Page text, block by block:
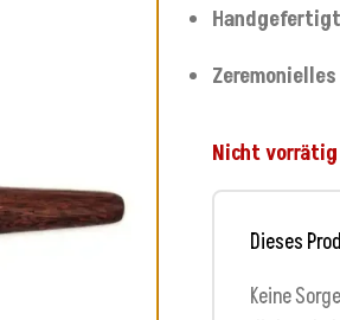
Nicht vorrätig
Dieses
Keine